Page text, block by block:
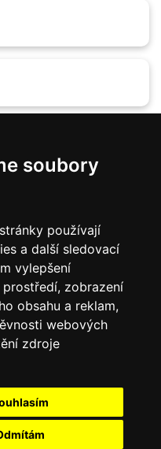
soubory
používají
a další sledovací
vylepšení
zobrazení
obsahu a reklam,
webových
zdroje
Přihláška